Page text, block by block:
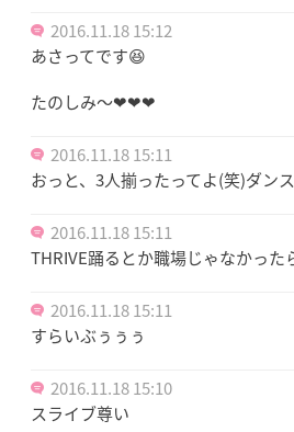
2016.11.18 15:12
あさってです😆
たのしみ〜❤︎❤︎❤︎
2016.11.18 15:11
おっと、3人揃ったってよ(笑)ダン
2016.11.18 15:11
THRIVE踊るとか職場じゃなかった
2016.11.18 15:11
すらいぶぅぅぅ
2016.11.18 15:10
スライブ尊い